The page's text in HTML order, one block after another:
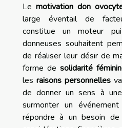
Lemotivation don
large éventail de
constitue un moteur
donneuses souhaitent
de réaliser leur désir de
forme de solidarité
les raisons personnelles
de donner un sens à
surmonter un
répondre à un besoin de